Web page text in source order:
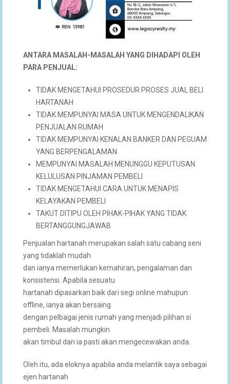
ANTARA MASALAH-MASALAH YANG DIHADAPI OLEH
PARA PENJUAL:
TIDAK MENGETAHUI PROSEDUR PROSES JUAL BELI
HARTANAH
TIDAK MEMPUNYAI MASA UNTUK MENGENDALIKAN
PENJUALAN RUMAH
TIDAK MEMPUNYAI KENALAN BANKER DAN PEGUAM
YANG BERPENGALAMAN
MEMPUNYAI MASALAH MENUNGGU KEPUTUSAN
KELULUSAN PINJAMAN PEMBELI
TIDAK MENGETAHUI CARA UNTUK MENAPIS
KELAYAKAN PEMBELI
TAKUT DITIPU OLEH PIHAK-PIHAK YANG TIDAK
BERTANGGUNGJAWAB
Penjualan hartanah merupakan salah satu cabang seni
yang tidaklah mudah
dan ianya memerlukan kemahiran, pengalaman dan
konsistensi. Apabila sesuatu
hartanah dipasarkan baik dari segi online mahupun
offline, ianya akan bersaing
dengan pelbagai jenis rumah yang menjadi pilihan si
pembeli. Masalah mungkin
akan timbul dan ia pasti akan mengecewakan anda.
Oleh itu, ada eloknya apabila anda melantik saya sebagai
ejen hartanah